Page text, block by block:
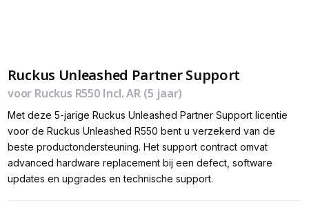
Ruckus Unleashed Partner Support
voor Ruckus R550 Incl. AR (5 jaar)
Met deze 5-jarige Ruckus Unleashed Partner Support licentie
voor de Ruckus Unleashed R550 bent u verzekerd van de
beste productondersteuning. Het support contract omvat
advanced hardware replacement bij een defect, software
updates en upgrades en technische support.